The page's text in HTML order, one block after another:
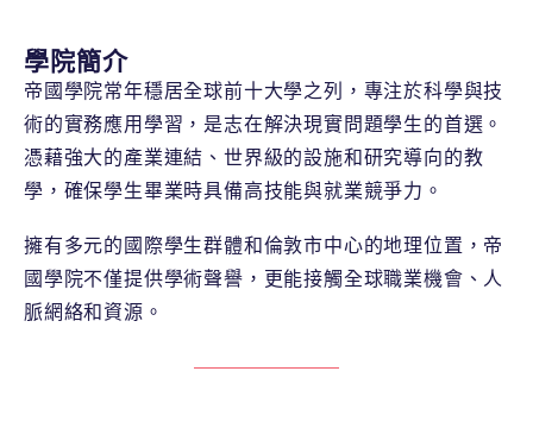
學院簡介
帝國學院常年穩居全球前十大學之列，專注於科學與技
術的實務應用學習，是志在解決現實問題學生的首選。
憑藉強大的產業連結、世界級的設施和研究導向的教
學，確保學生畢業時具備高技能與就業競爭力。
擁有多元的國際學生群體和倫敦市中心的地理位置，帝
國學院不僅提供學術聲譽，更能接觸全球職業機會、人
脈網絡和資源。